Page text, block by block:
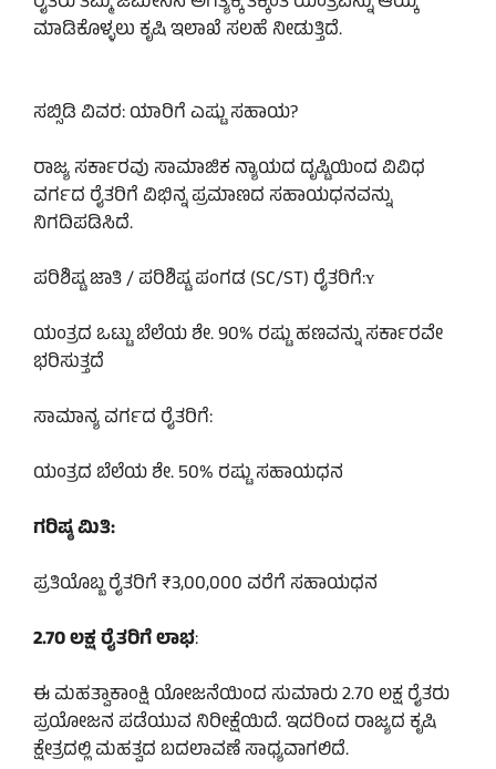
ಮಾಡಿಕೊಳ್ಳಲು ಕೃಷಿ ಇಲಾಖೆ ಸಲಹೆ ನೀಡುತ್ತಿದೆ.
ಸಬ್ಸಿಡಿ ವಿವರ: ಯಾರಿಗೆ ಎಷ್ಟು ಸಹಾಯ?
ರಾಜ್ಯ ಸರ್ಕಾರವು ಸಾಮಾಜಿಕ ನ್ಯಾಯದ ದೃಷ್ಟಿಯಿಂದ ವಿವಿಧ
ವರ್ಗದ ರೈತರಿಗೆ ವಿಭಿನ್ನ ಪ್ರಮಾಣದ ಸಹಾಯಧನವನ್ನು
ನಿಗದಿಪಡಿಸಿದೆ.
ಪರಿಶಿಷ್ಟ ಜಾತಿ / ಪರಿಶಿಷ್ಟ ಪಂಗಡ (SC/ST) ರೈತರಿಗೆ:ʏ
ಯಂತ್ರದ ಒಟ್ಟು ಬೆಲೆಯ ಶೇ. 90% ರಷ್ಟು ಹಣವನ್ನು ಸರ್ಕಾರವೇ
ಭರಿಸುತ್ತದೆ
ಸಾಮಾನ್ಯ ವರ್ಗದ ರೈತರಿಗೆ:
ಯಂತ್ರದ ಬೆಲೆಯ ಶೇ. 50% ರಷ್ಟು ಸಹಾಯಧನ
ಗರಿಷ್ಠ ಮಿತಿ:
ಪ್ರತಿಯೊಬ್ಬ ರೈತರಿಗೆ ₹3,00,000 ವರೆಗೆ ಸಹಾಯಧನ
2.70 ಲಕ್ಷ ರೈತರಿಗೆ ಲಾಭ:
ಈ ಮಹತ್ವಾಕಾಂಕ್ಷಿ ಯೋಜನೆಯಿಂದ ಸುಮಾರು 2.70 ಲಕ್ಷ ರೈತರು
ಪ್ರಯೋಜನ ಪಡೆಯುವ ನಿರೀಕ್ಷೆಯಿದೆ. ಇದರಿಂದ ರಾಜ್ಯದ ಕೃಷಿ
ಕ್ಷೇತ್ರದಲ್ಲಿ ಮಹತ್ವದ ಬದಲಾವಣೆ ಸಾಧ್ಯವಾಗಲಿದೆ.